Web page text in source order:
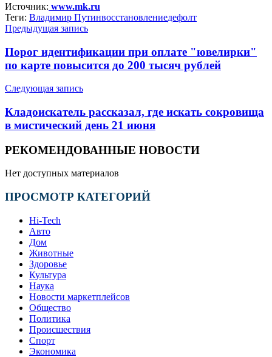
Источник: www.mk.ru
Теги: Владимир Путинвосстановлениедефолт
Предыдущая запись
Порог идентификации при оплате "ювелирки"
по карте повысится до 200 тысяч рублей
Следующая запись
Кладоискатель рассказал, где искать сокровища
в мистический день 21 июня
РЕКОМЕНДОВАННЫЕ НОВОСТИ
Нет доступных материалов
ПРОСМОТР КАТЕГОРИЙ
Hi-Tech
Авто
Дом
Животные
Здоровье
Культура
Наука
Новости маркетплейсов
Общество
Политика
Происшествия
Спорт
Экономика